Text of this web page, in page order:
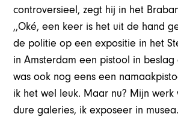
controversieel, zegt hij in het
,,Oké, een keer is het uit de hand
de politie op een expositie in het
in Amsterdam een pistool in beslag
was ook nog eens een
ik het wel leuk. Maar nu? Mijn werk
dure galeries, ik exposeer in